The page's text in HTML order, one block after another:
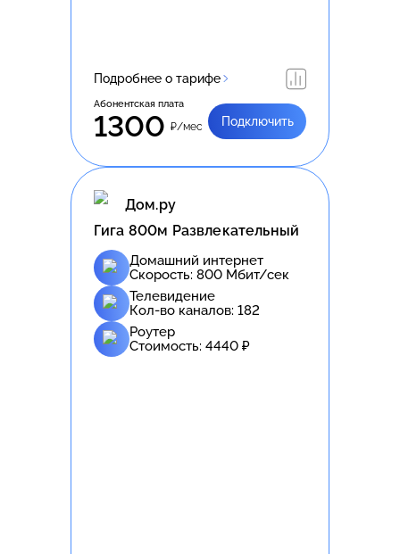
Подробнее о тарифе
Абонентская плата
1300 ₽/мес Подключить
Дом.ру
Гига 800м Развлекательный
Домашний интернет
Скорость: 800 Мбит/сек
Телевидение
Кол-во каналов: 182
Роутер
Стоимость: 4440 ₽